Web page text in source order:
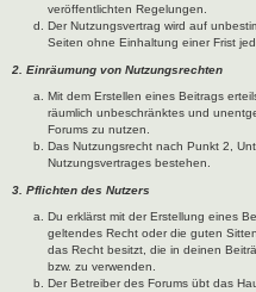
veröffentlichten Regelungen.
Der Nutzungsvertrag wird auf
Seiten ohne Einhaltung einer Frist
2. Einräumung von Nutzungsrechten
Mit dem Erstellen eines Beitrags
räumlich unbeschränktes und
Forums zu nutzen.
Das Nutzungsrecht nach Punkt 2,
Nutzungsvertrages bestehen.
3. Pflichten des Nutzers
Du erklärst mit der Erstellung eines
geltendes Recht oder die guten
das Recht besitzt, die in deinen
bzw. zu verwenden.
Der Betreiber des Forums übt das